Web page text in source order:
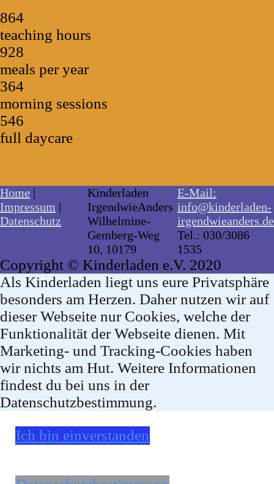
864
teaching hours
928
meals per year
364
morning sessions
546
full daycare
Home |
Impressum |
Datenschutz
Kinderladen
IrgendwieAnders
Wilhelmine-
Gemberg-Weg
10, 10179
E-Mail:
info@kinderladen-
irgendwieanders.de
Tel.: 030/3086
1535
Copyright © Kinderladen e.V. 2020
Als Kinderladen liegt uns eure Privatsphäre
besonders am Herzen. Daher nutzen wir auf
dieser Webseite nur Cookies, welche der
Funktionalität der Webseite dienen. Mit
Marketing- und Tracking-Cookies haben
wir nichts am Hut. Weitere Informationen
findest du bei uns in der
Datenschutzbestimmung.
Ich bin einverstanden